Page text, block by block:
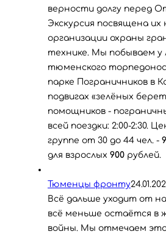
верности долгу перед
Экскурсия посвящена их
организации охраны
технике. Мы побываем у
тюменского
парке Пограничников в
подвигах «зелёных
помощников -
всей поездки: 2:00-2:30.
группе от 30 до 44 чел. -
для взрослых 900 рублей.
Тюменцы фронту
Всё дальше уходит от
всё меньше остаётся в
войны. Мы отмечаем